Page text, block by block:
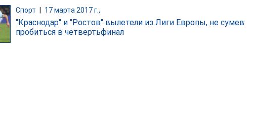
Спорт 17 марта 2017 г.,
"Краснодар" и "Ростов" вылетели из Лиги Европы, не сумев
пробиться в четвертьфинал